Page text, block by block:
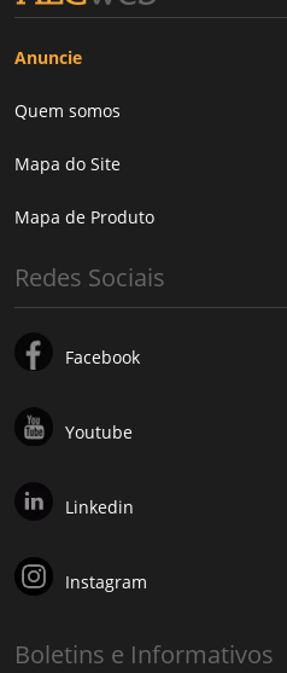
Anuncie
Quem somos
Mapa do Site
Mapa de Produto
Redes Sociais
Facebook
Youtube
Linkedin
Instagram
Boletins e Informativos